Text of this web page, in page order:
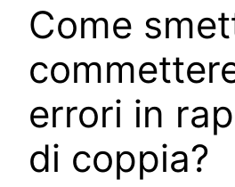
Come
errori in
di coppia?